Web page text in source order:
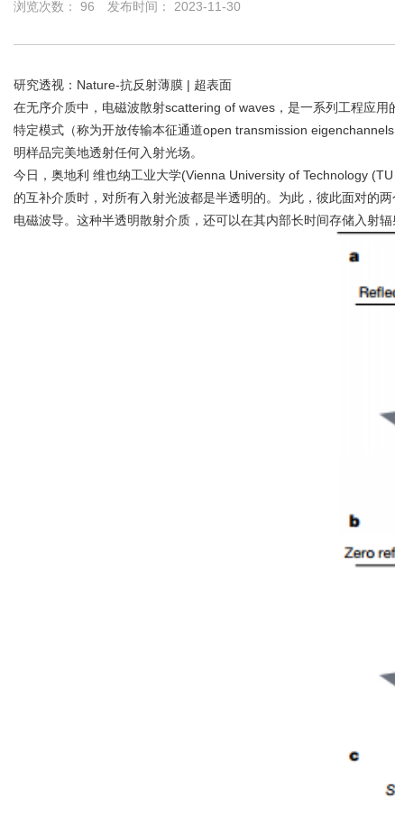
浏览次数： 96 发布时间： 2023-11-30
研究透视：Nature-抗反射薄膜 | 超表面
在无序介质中，电磁波散射scattering of waves，是一系列工程应
特定模式（称为开放传输本征通道open transmission
明样品完美地透射任何入射光场。
今日，奥地利 维也纳工业大学(Vienna University of Technology
的互补介质时，对所有入射光波都是半透明的。为此，彼此面对的
电磁波导。这种半透明散射介质，还可以在其内部长时间存储入射辐